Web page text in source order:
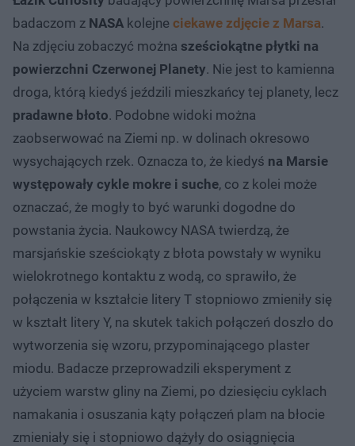
badaczom z NASA kolejne ciekawe zdjęcie z Marsa.
Na zdjęciu zobaczyć można sześciokątne płytki na
powierzchni Czerwonej Planety. Nie jest to kamienna
droga, którą kiedyś jeździli mieszkańcy tej planety, lecz
pradawne błoto. Podobne widoki można
zaobserwować na Ziemi np. w dolinach okresowo
wysychających rzek. Oznacza to, że kiedyś na Marsie
występowały cykle mokre i suche, co z kolei może
oznaczać, że mogły to być warunki dogodne do
powstania życia. Naukowcy NASA twierdzą, że
marsjańskie sześciokąty z błota powstały w wyniku
wielokrotnego kontaktu z wodą, co sprawiło, że
połączenia w kształcie litery T stopniowo zmieniły się
w kształt litery Y, na skutek takich połączeń doszło do
wytworzenia się wzoru, przypominającego plaster
miodu. Badacze przeprowadzili eksperyment z
użyciem warstw gliny na Ziemi, po dziesięciu cyklach
namakania i osuszania kąty połączeń plam na błocie
zmieniały się i stopniowo dążyły do osiągnięcia